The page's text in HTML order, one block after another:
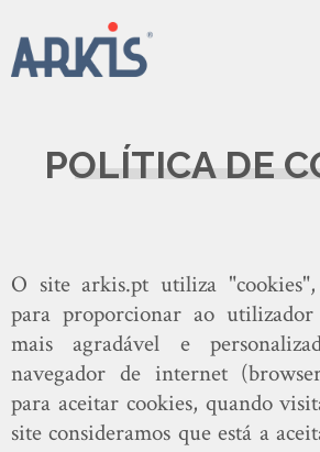
POLÍTICA DE
O site arkis.pt utiliza
para proporcionar ao
mais agradável e
navegador de internet
para aceitar cookies, quando
site consideramos que está a